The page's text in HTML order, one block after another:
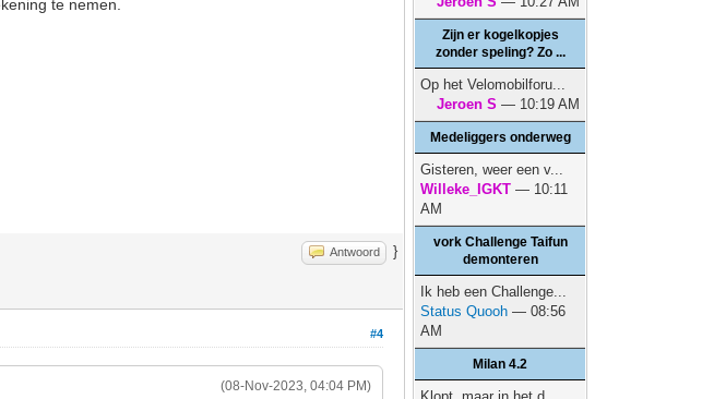
te nemen.
Antwoord }
#4
(08-Nov-2023, 04:04 PM)
Zijn er kogelkopjes
zonder speling? Zo ...
Op het Velomobilforu...
Jeroen S — 10:19 AM
Medeliggers onderweg
Gisteren, weer een v...
Willeke_IGKT — 10:11
AM
vork Challenge Taifun
demonteren
Ik heb een Challenge...
Status Quooh — 08:56
AM
Milan 4.2